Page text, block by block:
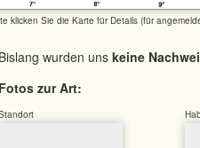
klicken Sie die Karte für Details (für
wurden uns keine
zur Art: